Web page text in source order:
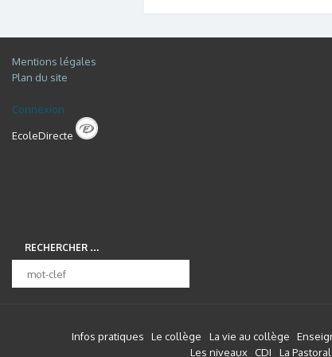
Mentions légales
Plan du site
Connexion
EcoleDirecte
RECHERCHER …
Infos pratiques Le collège La vie au collège
Les niveaux CDI La